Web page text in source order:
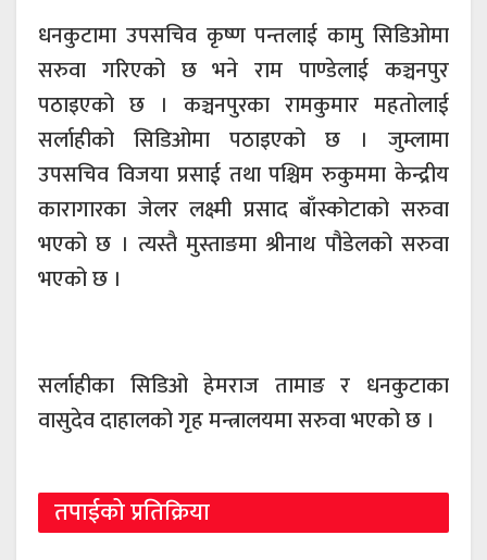
धनकुटामा उपसचिव कृष्ण पन्तलाई कामु सिडिओमा
सरुवा गरिएको छ भने राम पाण्डेलाई कञ्चनपुर
पठाइएको छ । कञ्चनपुरका रामकुमार महतोलाई
सर्लाहीको सिडिओमा पठाइएको छ । जुम्लामा
उपसचिव विजया प्रसाई तथा पश्चिम रुकुममा केन्द्रीय
कारागारका जेलर लक्ष्मी प्रसाद बाँस्कोटाको सरुवा
भएको छ । त्यस्तै मुस्ताङमा श्रीनाथ पौडेलको सरुवा
भएको छ ।
सर्लाहीका सिडिओ हेमराज तामाङ र धनकुटाका
वासुदेव दाहालको गृह मन्त्रालयमा सरुवा भएको छ ।
तपाईको प्रतिक्रिया